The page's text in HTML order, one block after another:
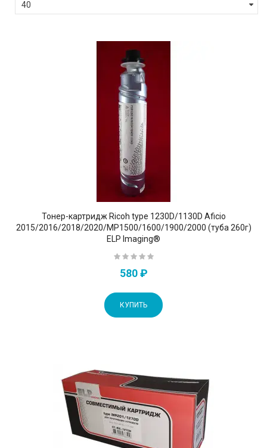
Тонер-картридж Ricoh type 1230D/1130D Aficio
2015/2016/2018/2020/MP1500/1600/1900/2000 (туба 260г)
ELP Imaging®
580 ₽
КУПИТЬ